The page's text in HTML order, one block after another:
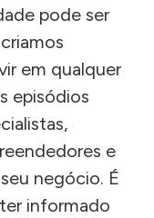
pode ser
em qualquer
episódios
e
negócio. É
informado